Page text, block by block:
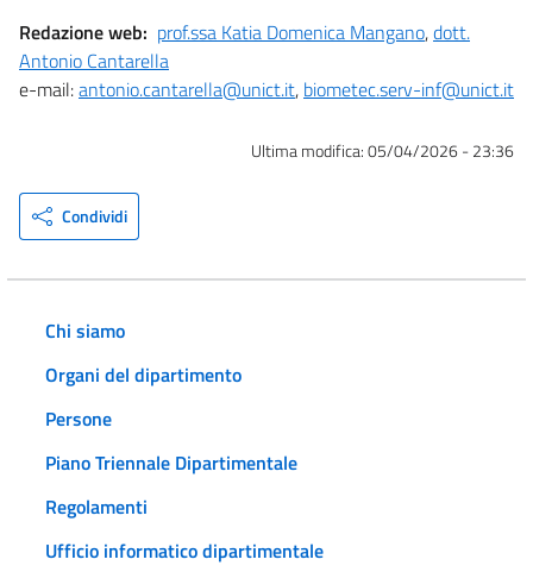
Redazione web: prof.ssa Katia Domenica Mangano,dott.
Antonio Cantarella
e-mail:antonio.cantarella@unict.it, biometec.serv-inf@unict.it
Ultima modifica:05/04/2026 - 23:36
Condividi
Chi siamo
Organi del dipartimento
Persone
Piano Triennale Dipartimentale
Regolamenti
Ufficio informatico dipartimentale